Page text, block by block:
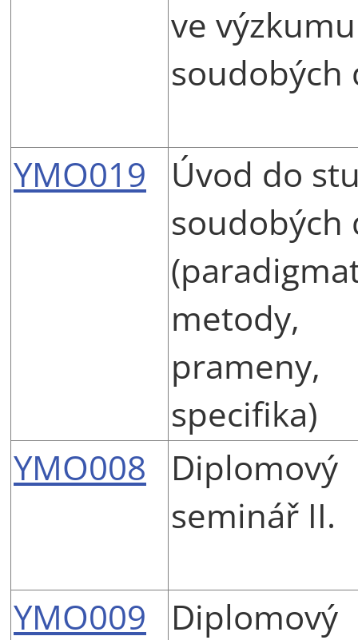
ve výzkumu
soudobých
YMO019
Úvod do
soudobých
metody,
prameny,
specifika)
YMO008
Diplomový
seminář II.
YMO009
Diplomový